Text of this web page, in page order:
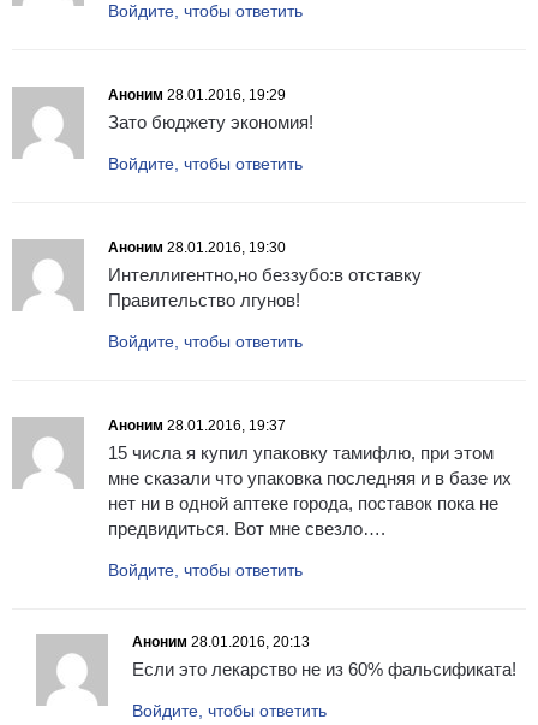
Войдите, чтобы ответить
Аноним 28.01.2016, 19:29
Зато бюджету экономия!
Войдите, чтобы ответить
Аноним 28.01.2016, 19:30
Интеллигентно,но беззубо:в отставку
Правительство лгунов!
Войдите, чтобы ответить
Аноним 28.01.2016, 19:37
15 числа я купил упаковку тамифлю, при этом
мне сказали что упаковка последняя и в базе их
нет ни в одной аптеке города, поставок пока не
предвидиться. Вот мне свезло….
Войдите, чтобы ответить
Аноним 28.01.2016, 20:13
Если это лекарство не из 60% фальсификата!
Войдите, чтобы ответить